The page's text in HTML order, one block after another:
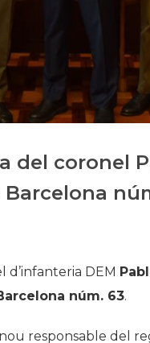
del coronel
DEM
núm. 63.
responsable del